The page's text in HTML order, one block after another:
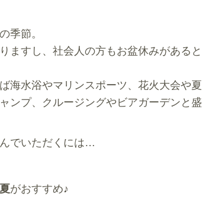
季節。
ますし、社会人の方もお盆休みがあると
海水浴やマリンスポーツ、花火大会や夏
ンプ、クルージングやビアガーデンと盛
でいただくには…
がおすすめ♪